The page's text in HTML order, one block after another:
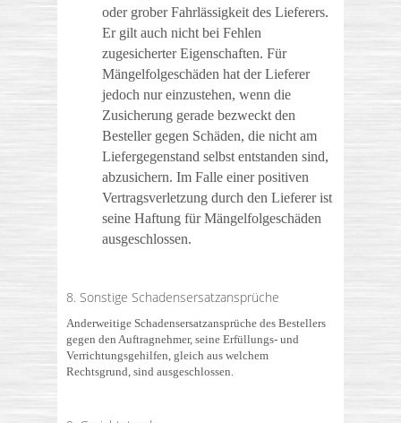
oder grober Fahrlässigkeit des Lieferers.
Er gilt auch nicht bei Fehlen
zugesicherter Eigenschaften. Für
Mängelfolgeschäden hat der Lieferer
jedoch nur einzustehen, wenn die
Zusicherung gerade bezweckt den
Besteller gegen Schäden, die nicht am
Liefergegenstand selbst entstanden sind,
abzusichern. Im Falle einer positiven
Vertragsverletzung durch den Lieferer ist
seine Haftung für Mängelfolgeschäden
ausgeschlossen.
8. Sonstige Schadensersatzansprüche
Anderweitige Schadensersatzansprüche des Bestellers
gegen den Auftragnehmer, seine Erfüllungs- und
Verrichtungsgehilfen, gleich aus welchem
Rechtsgrund, sind ausgeschlossen.